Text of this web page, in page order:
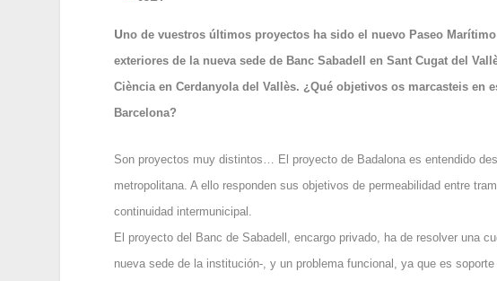
Uno de vuestros últimos proyectos ha sido el nuevo Paseo
exteriores de la nueva sede de Banc Sabadell en Sant Cugat del
Ciència en Cerdanyola del Vallès. ¿Qué objetivos os marcasteis en
Barcelona?
Son proyectos muy distintos… El proyecto de Badalona es entendido
metropolitana. A ello responden sus objetivos de permeabilidad entre
continuidad intermunicipal.
El proyecto del Banc de Sabadell, encargo privado, ha de resolver una
nueva sede de la institución-, y un problema funcional, ya que es